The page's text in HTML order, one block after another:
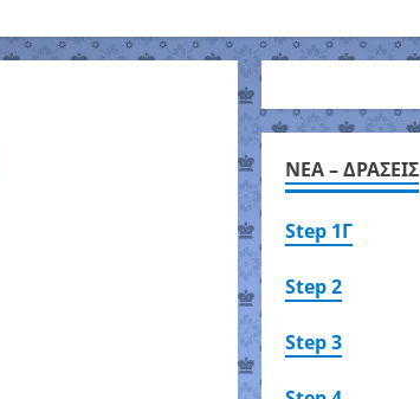
NEA – ΔΡΑΣΕΙΣ
Step 1Γ
Step 2
Step 3